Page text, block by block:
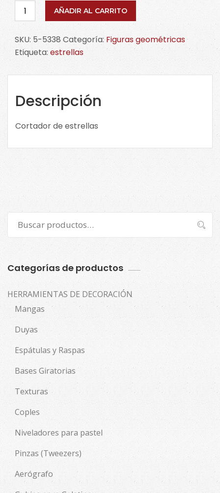
Cortador
de
estrellas
5-
5338
cantidad
AÑADIR AL CARRITO
SKU: 5-5338 Categoría:Figuras geométricas
Etiqueta: estrellas
Descripción
Cortador de estrellas
por:
Buscar
Categorías de productos
HERRAMIENTAS DE DECORACIÓN
Mangas
Duyas
Espátulas y Raspas
Bases Giratorias
Texturas
Coples
Niveladores para pastel
Pinzas (Tweezers)
Aerógrafo